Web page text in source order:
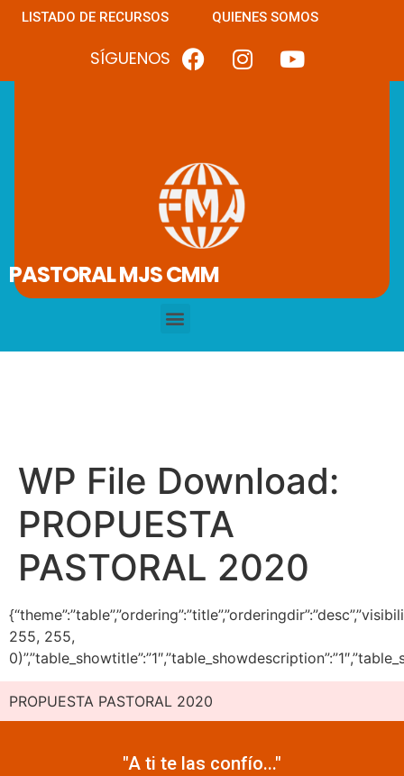
LISTADO DE RECURSOS QUIENES SOMOS
SÍGUENOS
PASTORAL MJS CMM
WP File Download:
PROPUESTA
PASTORAL 2020
255, 255,
PROPUESTA PASTORAL 2020
"A ti te las confío..."